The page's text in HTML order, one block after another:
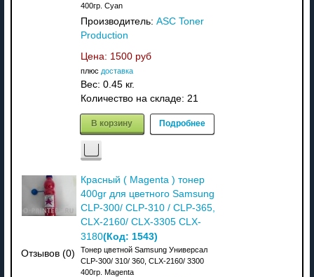
400гр. Cyan
Производитель: ASC Toner
Production
Цена: 1500 руб
плюс доставка
Вес: 0.45 кг.
Количество на складе: 21
В корзину Подробнее
Отзывов (0)
Красный ( Magenta ) тонер
400gr для цветного Samsung
CLP-300/ CLP-310 / CLP-365,
CLX-2160/ CLX-3305 CLX-
3180(Код: 1543)
Тонер цветной Samsung Универсал
CLP-300/ 310/ 360, CLX-2160/ 3300
400гр. Magenta